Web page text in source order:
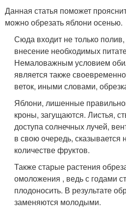
Данная статья поможет
можно обрезать яблони осенью.
Сюда входит не только
внесение необходимых
Немаловажным условием
является также
веток, иными словами,
Яблони, лишенные
кроны, загущаются. Листья,
доступа солнечных лучей,
в свою очередь, сказывается
количестве фруктов.
Также старые растения
омоложения , ведь с годами
плодоносить. В результате
заменяются молодыми.